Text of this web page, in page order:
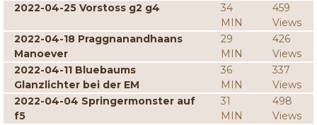
2022-04-25 Vorstoss g2 g4
34
MIN
459
Views
2022-04-18 Praggnanandhaans
Manoever
29
MIN
426
Views
2022-04-11 Bluebaums
Glanzlichter bei der EM
36
MIN
337
Views
2022-04-04 Springermonster auf
f5
31
MIN
498
Views